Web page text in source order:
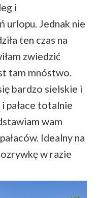
i
urlopu. Jednak nie
ten czas na
zwiedzić
tam mnóstwo.
bardzo sielskie i
pałace totalnie
wam
Idealny na
w razie